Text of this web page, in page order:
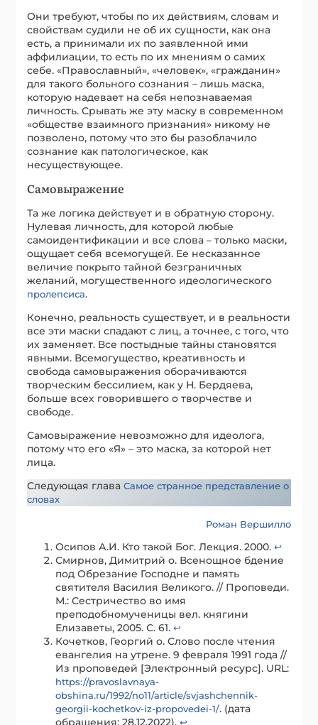
Они требуют, чтобы по их действиям, словам и
свойствам судили не об их сущности, как она
есть, а принимали их по заявленной ими
аффилиации, то есть по их мнениям о самих
себе. «Православный», «человек», «гражданин»
для такого больного сознания – лишь маска,
которую надевает на себя непознаваемая
личность. Срывать же эту маску в современном
«обществе взаимного признания» никому не
позволено, потому что это бы разоблачило
сознание как патологическое, как
несуществующее.
Самовыражение
Та же логика действует и в обратную сторону.
Нулевая личность, для которой любые
самоидентификации и все слова – только маски,
ощущает себя всемогущей. Ее несказанное
величие покрыто тайной безграничных
желаний, могущественного идеологического
пролепсиса.
Конечно, реальность существует, и в реальности
все эти маски спадают с лиц, а точнее, с того, что
их заменяет. Все постыдные тайны становятся
явными. Всемогущество, креативность и
свобода самовыражения оборачиваются
творческим бессилием, как у Н. Бердяева,
больше всех говорившего о творчестве и
свободе.
Самовыражение невозможно для идеолога,
потому что его «Я» – это маска, за которой нет
лица.
Следующая главаСамое странное представление о
словах
Роман Вершилло
Осипов А.И. Кто такой Бог. Лекция. 2000.↩︎
Смирнов, Димитрий о. Всенощное бдение
под Обрезание Господне и память
святителя Василия Великого. // Проповеди.
М.: Сестричество во имя
преподобномученицы вел. княгини
Елизаветы, 2005. С. 61.↩︎
Кочетков, Георгий о. Слово после чтения
евангелия на утрене. 9 февраля 1991 года //
Из проповедей [Электронный ресурс]. URL:
https://pravoslavnaya-
obshina.ru/1992/no11/article/svjashchennik-
georgii-kochetkov-iz-propovedei-1/. (дата
обращения: 28.12.2022).↩︎